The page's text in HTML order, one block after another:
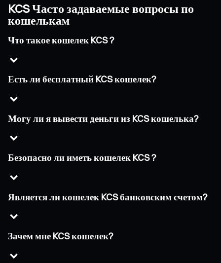
KCS Часто задаваемые вопросы по
кошелькам
Что такое кошелек KCS ?
Есть ли бесплатный KCS кошелек?
Могу ли я вывести деньги из KCS кошелька?
Безопасно ли иметь кошелек KCS ?
Является ли кошелек KCS банковским счетом?
Зачем мне KCS кошелек?